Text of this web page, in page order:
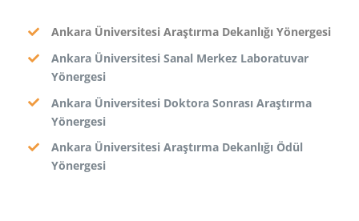
BAŞVURULAR
HİZMETLER
Ankara Üniversitesi Araştırma Dekanlığı Yönergesi
Ankara Üniversitesi Sanal Merkez Laboratuvar
Yönergesi
Ankara Üniversitesi Doktora Sonrası Araştırma
Yönergesi
Ankara Üniversitesi Araştırma Dekanlığı Ödül
Yönergesi